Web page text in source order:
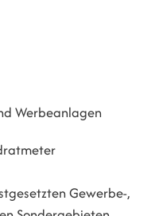
Werbeanlagen
Gewerbe-,